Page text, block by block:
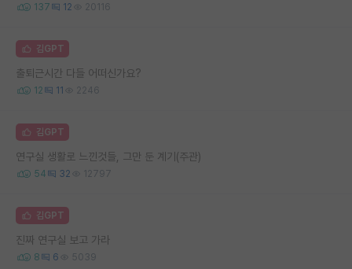
137 12 20116
김GPT
출퇴근시간 다들 어떠신가요?
12 11 2246
김GPT
연구실 생활로 느낀것들, 그만 둔 계기(주관)
54 32 12797
김GPT
진짜 연구실 보고 가라
8 6 5039